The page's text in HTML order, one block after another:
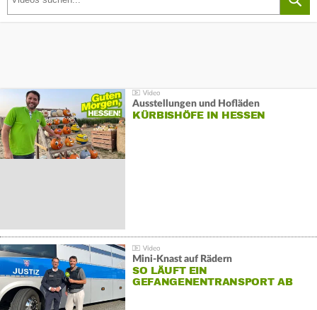
Ausstellungen und Hofläden
KÜRBISHÖFE IN HESSEN
Mini-Knast auf Rädern
SO LÄUFT EIN
GEFANGENENTRANSPORT AB